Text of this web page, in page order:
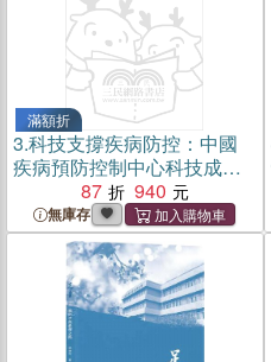
滿額折
3.科技支撐疾病防控：中國
疾病預防控制中心科技成果
匯覽（簡體書）
87 940
無庫存